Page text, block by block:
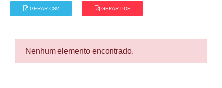
GERAR CSV GERAR PDF
Nenhum elemento encontrado.